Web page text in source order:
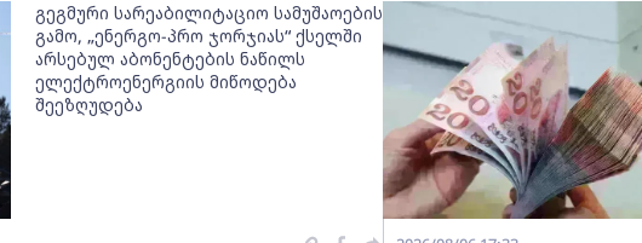
გეგმური სარეაბილიტაციო სამუშაოების
გამო, „ენერგო-პრო ჯორჯიას“ ქსელში
არსებულ აბონენტების ნაწილს
ელექტროენერგიის მიწოდება
შეეზღუდება